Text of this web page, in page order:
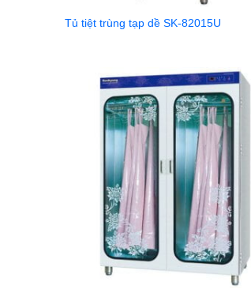
Tủ tiệt trùng tạp dề SK-82015U